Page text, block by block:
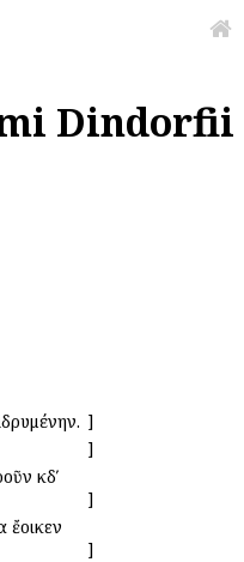
Dindorfii
]
]
κδʹ
]
ἔοικεν
]